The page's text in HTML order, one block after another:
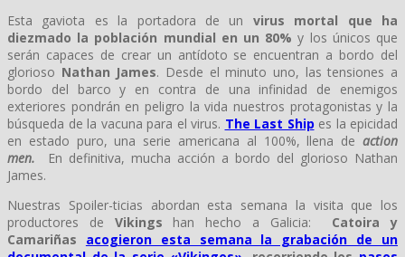
Esta gaviota es la portadora de un virus mortal que ha
diezmado la población mundial en un 80% y los únicos que
serán capaces de crear un antídoto se encuentran a bordo del
glorioso Nathan James. Desde el minuto uno, las tensiones a
bordo del barco y en contra de una infinidad de enemigos
exteriores pondrán en peligro la vida nuestros protagonistas y la
búsqueda de la vacuna para el virus. The Last Ship es la epicidad
en estado puro, una serie americana al 100%, llena de action
men.
En definitiva, mucha acción a bordo del glorioso Nathan
James.
Nuestras Spoiler-ticias abordan esta semana la visita que los
productores de Vikings han hecho a Galicia: Catoira y
Camariñas acogieron esta semana la grabación de un